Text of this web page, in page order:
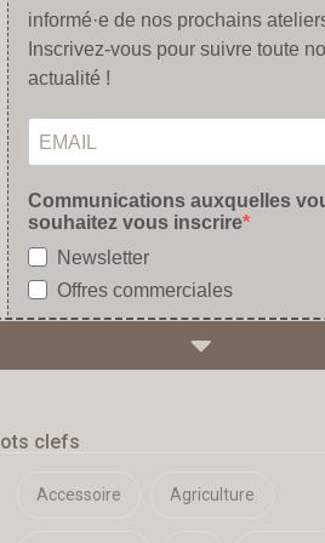
clefs
Accessoire Agriculture